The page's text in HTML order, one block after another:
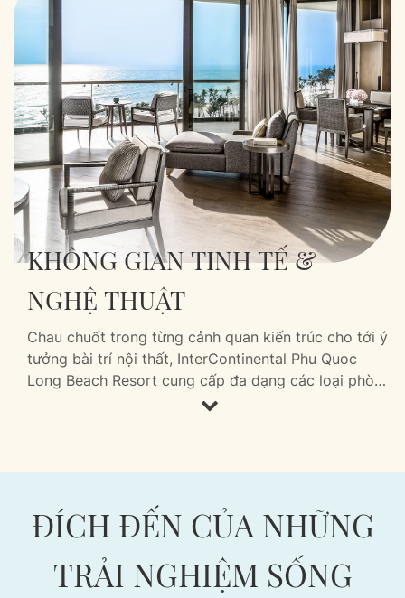
KHÔNG GIAN TINH TẾ &
NGHỆ THUẬT
Chau chuốt trong từng cảnh quan kiến trúc cho tới ý
tưởng bài trí nội thất, InterContinental Phu Quoc
Long Beach Resort cung cấp đa dạng các loại phòng
nghỉ và Villa, với mỗi không gian là một tác phẩm
ĐÍCH ĐẾN CỦA NHỮNG
TRẢI NGHIỆM SỐNG